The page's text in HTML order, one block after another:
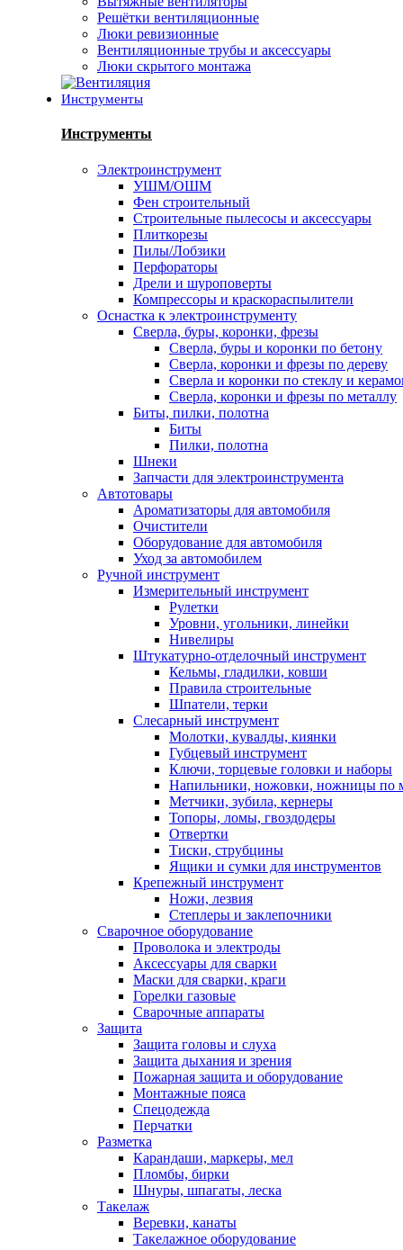
Решётки вентиляционные
Люки ревизионные
Вентиляционные трубы и аксессуары
Люки скрытого монтажа
Инструменты
Инструменты
Электроинструмент
УШМ/ОШМ
Фен строительный
Строительные пылесосы и аксессуары
Плиткорезы
Пилы/Лобзики
Перфораторы
Дрели и шуроповерты
Компрессоры и краскораспылители
Оснастка к электроинструменту
Сверла, буры, коронки, фрезы
Сверла, буры и коронки по бетону
Сверла, коронки и фрезы по дереву
Сверла и коронки по стеклу и
Сверла, коронки и фрезы по металлу
Биты, пилки, полотна
Биты
Пилки, полотна
Шнеки
Запчасти для электроинструмента
Автотовары
Ароматизаторы для автомобиля
Очистители
Оборудование для автомобиля
Уход за автомобилем
Ручной инструмент
Измерительный инструмент
Рулетки
Уровни, угольники, линейки
Нивелиры
Штукатурно-отделочный инструмент
Кельмы, гладилки, ковши
Правила строительные
Шпатели, терки
Слесарный инструмент
Молотки, кувалды, киянки
Губцевый инструмент
Ключи, торцевые головки и наборы
Напильники, ножовки, ножницы по
Метчики, зубила, кернеры
Топоры, ломы, гвоздодеры
Отвертки
Тиски, струбцины
Ящики и сумки для инструментов
Крепежный инструмент
Ножи, лезвия
Степлеры и заклепочники
Сварочное оборудование
Проволока и электроды
Аксессуары для сварки
Маски для сварки, краги
Горелки газовые
Сварочные аппараты
Защита
Защита головы и слуха
Защита дыхания и зрения
Пожарная защита и оборудование
Монтажные пояса
Спецодежда
Перчатки
Разметка
Карандаши, маркеры, мел
Пломбы, бирки
Шнуры, шпагаты, леска
Такелаж
Веревки, канаты
Такелажное оборудование